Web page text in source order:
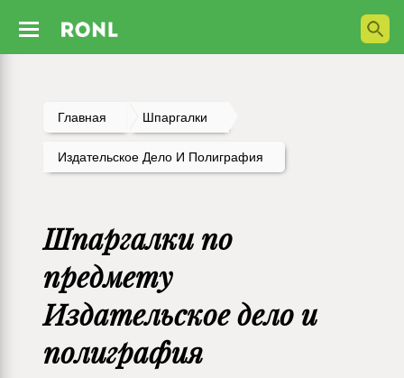
Главная Шпаргалки
Издательское Дело И Полиграфия
Шпаргалки по
предмету
Издательское дело и
полиграфия